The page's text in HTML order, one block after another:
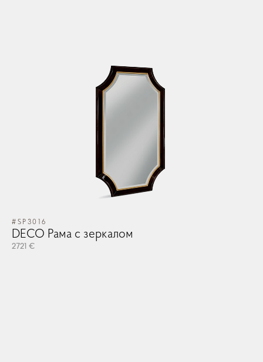
#SP3016
DECO Рама с зеркалом
2721 €